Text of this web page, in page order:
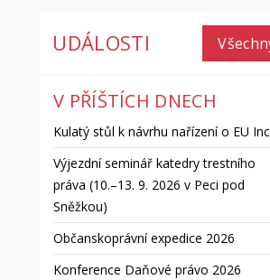
UDÁLOSTI
V PŘÍŠTÍCH DNECH
Kulatý stůl k návrhu nařízení o EU
Výjezdní seminář katedry trestního
práva (10.–13. 9. 2026 v Peci pod
Sněžkou)
Občanskoprávní expedice 2026
Konference Daňové právo 2026